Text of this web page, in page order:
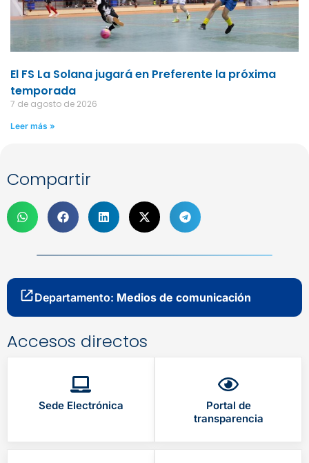
El FS La Solana jugará en Preferente la próxima
temporada
7 de agosto de 2026
Leer más »
Compartir
Departamento: Medios de comunicación
Accesos directos
Sede Electrónica
Portal de
transparencia